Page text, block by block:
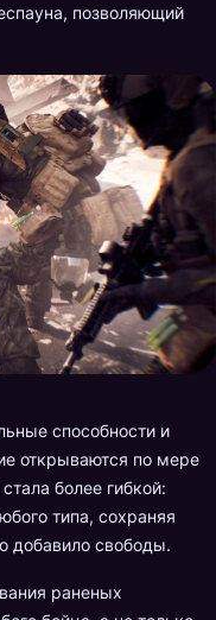
позволяющий
способности и
открываются по мере
более гибкой:
типа, сохраняя
добавило свободы.
раненых